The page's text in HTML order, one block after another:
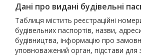
Дані про видані будівельні
Таблиця містить реєстраційні
будівельних паспортів, назви,
будівництва, інформацію про
уповноважений орган, підстави для